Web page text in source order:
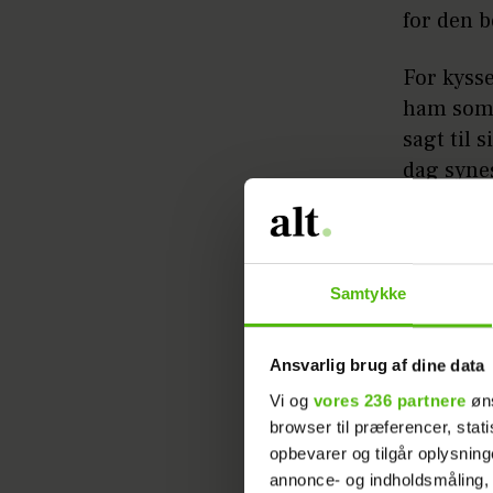
Samtykke
Ansvarlig brug af dine data
Vi og vores 236 partnere
browser til præferencer,
opbevarer og tilgår
annonce- og
for den
For
ham
sagt til
dag
"Jeg
ældre
mig.
Hun
Bands
godt